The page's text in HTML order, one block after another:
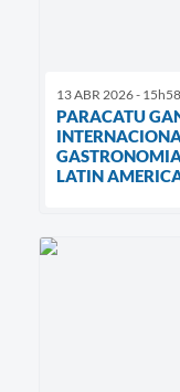
13 ABR 2026 - 15h58
PARACATU
LATIN